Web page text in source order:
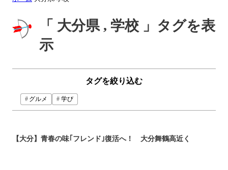
「 大分県 , 学校 」タグを表
示
タグを絞り込む
グルメ 学び
【大分】青春の味｢フレンド｣復活へ！ 大分舞鶴高近く